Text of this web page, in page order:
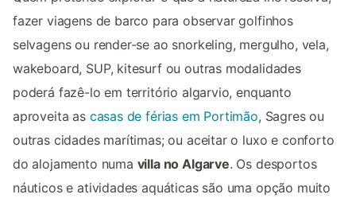
fazer viagens de barco para observar golfinhos
selvagens ou render-se ao snorkeling, mergulho, vela,
wakeboard, SUP, kitesurf ou outras modalidades
poderá fazê-lo em território algarvio, enquanto
aproveita as casas de férias em Portimão, Sagres ou
outras cidades marítimas; ou aceitar o luxo e conforto
do alojamento numa villa no Algarve. Os desportos
náuticos e atividades aquáticas são uma opção muito